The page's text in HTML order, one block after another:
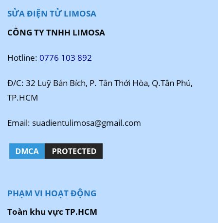
SỬA ĐIỆN TỬ LIMOSA
CÔNG TY TNHH LIMOSA
Hotline: 0776 103 892
Đ/C: 32 Luỹ Bán Bích, P. Tân Thới Hòa, Q.Tân Phú,
TP.HCM
Email: suadientulimosa@gmail.com
PHẠM VI HOẠT ĐỘNG
Toàn khu vực TP.HCM